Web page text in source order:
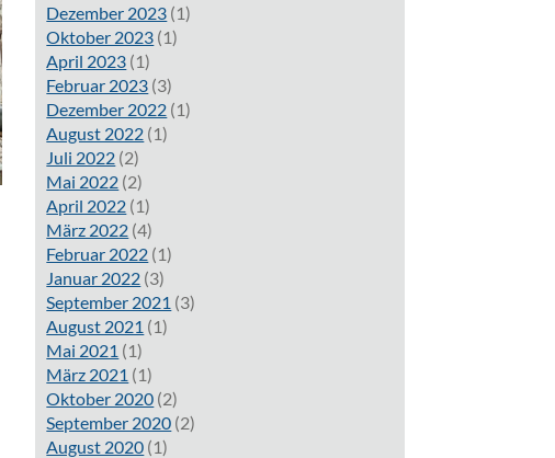
Dezember 2023 (1)
Oktober 2023 (1)
April 2023 (1)
Februar 2023 (3)
Dezember 2022 (1)
August 2022 (1)
Juli 2022 (2)
Mai 2022 (2)
April 2022 (1)
März 2022 (4)
Februar 2022 (1)
Januar 2022 (3)
September 2021 (3)
August 2021 (1)
Mai 2021 (1)
März 2021 (1)
Oktober 2020 (2)
September 2020 (2)
August 2020 (1)